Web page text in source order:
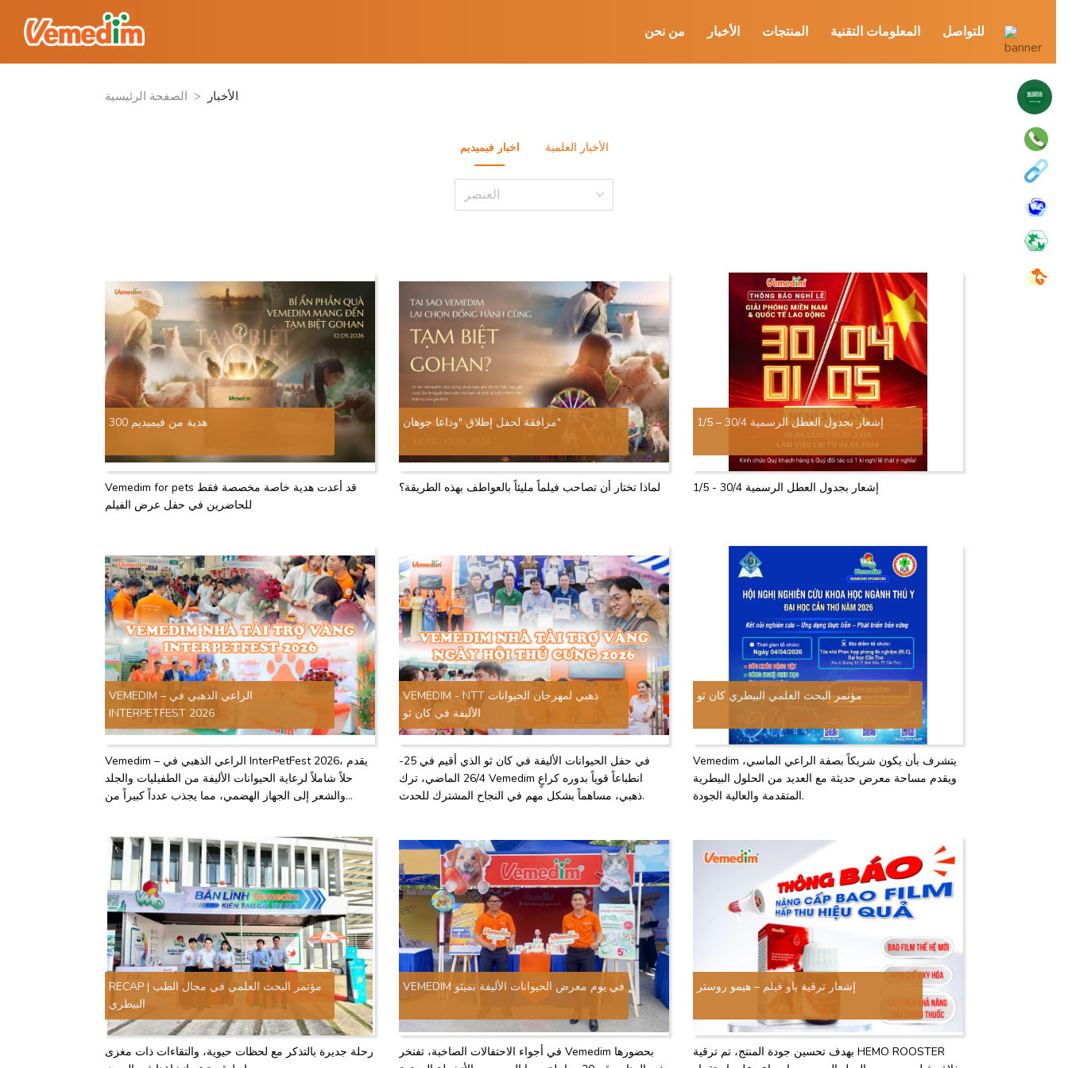
من نحن الأخبار المنتجات المعلومات التقنية للتواصل
الصفحة الرئيسية > الأخبار
اخبار فيميديم الأخبار العلمية
العنصر
300 هدية من فيميديم
Vemedim for pets قد أعدت هدية خاصة مخصصة فقط
للحاضرين في حفل عرض الفيلم
مرافقة لحفل إطلاق "وداعا جوهان"
لماذا تختار أن تصاحب فيلماً مليئاً بالعواطف بهذه الطريقة؟
إشعار بجدول العطل الرسمية 30/4 – 1/5
إشعار بجدول العطل الرسمية 30/4 - 1/5
VEMEDIM – الراعي الذهبي في
INTERPETFEST 2026
Vemedim – الراعي الذهبي في InterPetFest 2026، يقدم
حلاً شاملاً لرعاية الحيوانات الأليفة من الطفيليات والجلد
والشعر إلى الجهاز الهضمي، مما يجذب عدداً كبيراً من
VEMEDIM - NTT ذهبي لمهرجان الحيوانات
الأليفة في كان ثو
في حفل الحيوانات الأليفة في كان ثو الذي أقيم في 25-
26/4 الماضي، ترك Vemedim انطباعاً قوياً بدوره كراعٍ
ذهبي، مساهماً بشكل مهم في النجاح المشترك للحدث.
مؤتمر البحث العلمي البيطري كان ثو
Vemedim يتشرف بأن يكون شريكاً بصفة الراعي الماسي،
ويقدم مساحة معرض حديثة مع العديد من الحلول البيطرية
المتقدمة والعالية الجودة.
RECAP | مؤتمر البحث العلمي في مجال الطب
البيطري
رحلة جديرة بالتذكر مع لحظات حيوية، والتقاءات ذات مغزى
VEMEDIM في يوم معرض الحيوانات الأليفة بميثو
في أجواء الاحتفالات الصاخبة، تفتخر Vemedim بحضورها
إشعار ترقية باو فيلم – هيمو روستر
بهدف تحسين جودة المنتج، تم ترقية HEMO ROOSTER